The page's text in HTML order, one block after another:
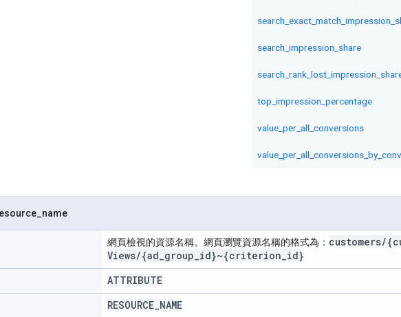
search_impression_share
top_impression_percentage
value_per_all_conversions
name
網頁檢視的資源名稱。網頁瀏覽資源名稱的格式為： customers/
Views/{ad group id}~{criterion id}
ATTRIBUTE
RESOURCE NAME